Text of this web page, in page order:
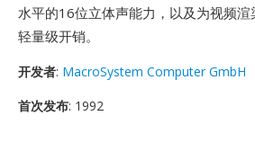
水平的16位立体声能力，以及为视频渲
轻量级开销。
开发者: MacroSystem Computer GmbH
首次发布: 1992